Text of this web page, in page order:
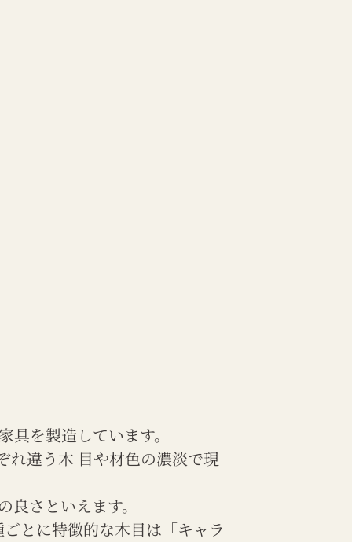
を製造しています。
れ違う木 目や材色の濃淡で現
さといえます。
とに特徴的な木目は「キャラ